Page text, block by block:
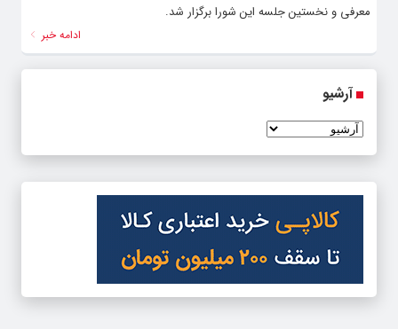
معرفی و نخستین جلسه این شورا برگزار شد.
ادامه خبر
آرشیو